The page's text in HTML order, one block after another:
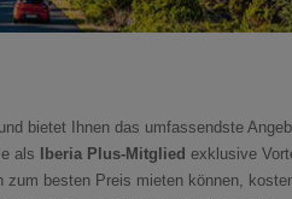
bietet Ihnen das umfassendste
als
Iberia Plus-Mitglied exklusive
zum besten Preis mieten können,